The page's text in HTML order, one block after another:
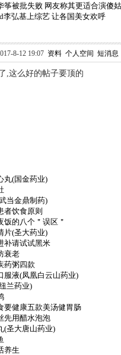
筝被批失败 网友称其更适合演傻
李弘基上综艺 让各国美女欢呼
8-12 19:07 资料 个人空间 短消息
,这么好的帖子要顶的
丸(国金药业)
当金鼎制药)
者饮食原则
饭的八个＂误区＂
片(圣大药业)
补请试试黑米
衰老
药粥四款
服液(凤凰白云山药业)
兰药业)
要健康五款美汤健胃肠
先用醋水泡泡
(圣大唐山药业)
养生